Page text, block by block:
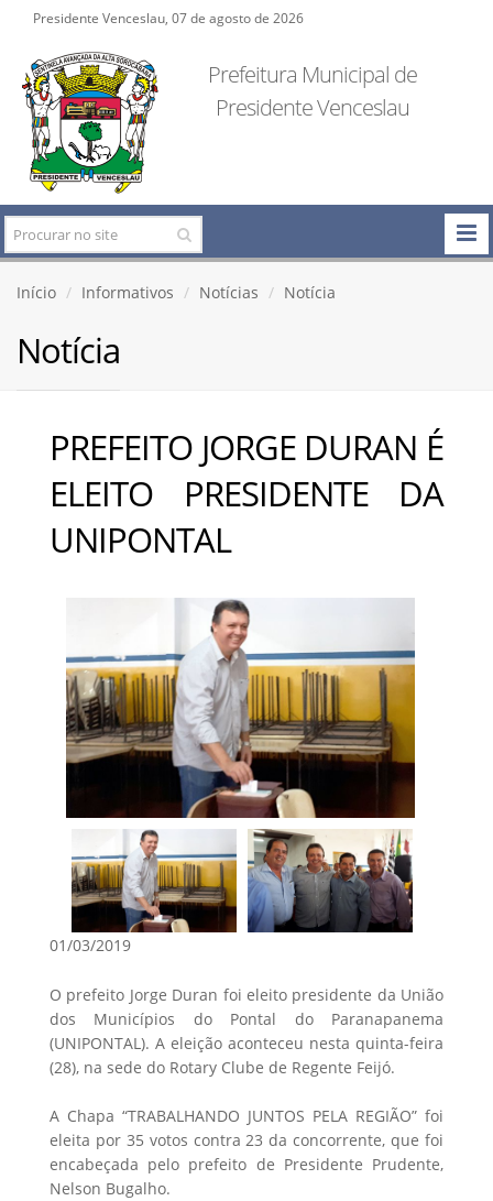
Presidente Venceslau, 07 de agosto de 2026
Prefeitura Municipal de
Presidente Venceslau
Início Informativos Notícias Notícia
Notícia
PREFEITO JORGE DURAN É
ELEITO PRESIDENTE DA
UNIPONTAL
01/03/2019
O prefeito Jorge Duran foi eleito presidente da União
dos Municípios do Pontal do Paranapanema
(UNIPONTAL). A eleição aconteceu nesta quinta-feira
(28), na sede do Rotary Clube de Regente Feijó.
A Chapa “TRABALHANDO JUNTOS PELA REGIÃO” foi
eleita por 35 votos contra 23 da concorrente, que foi
encabeçada pelo prefeito de Presidente Prudente,
Nelson Bugalho.